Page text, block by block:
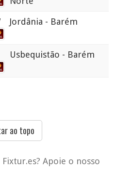
Jordânia - Barém
Usbequistão - Barém
ao topo
Fixtur.es? Apoie o nosso